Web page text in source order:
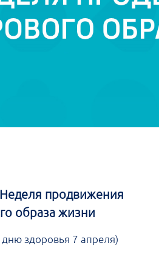
продвижения
образа жизни
здоровья 7 апреля)